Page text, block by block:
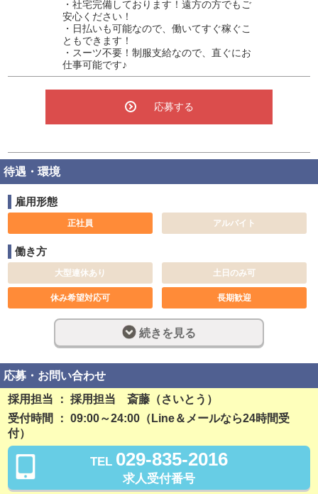
・社宅完備しております！遠方の方でもご
安心ください！
・日払いも可能なので、働いてすぐ稼ぐこ
ともできます！
・スーツ不要！制服支給なので、直ぐにお
仕事可能です♪
応募する
待遇・環境
雇用形態
正社員 アルバイト
働き方
大型連休あり 土日のみ可
休み希望対応可 長期歓迎
週休2日制 完全週休2日制
社員登用制度あり 残業なし
勤務開始日相談可
稼ぎ方
日払い可 賞与あり
昇給あり 資格手当あり
待遇
続きを見る
応募・お問い合わせ
採用担当 ： 採用担当 斎藤（さいとう）
受付時間 ： 09:00～24:00（Line＆メールなら24時間受
付）
TEL 029-835-2016
求人受付番号